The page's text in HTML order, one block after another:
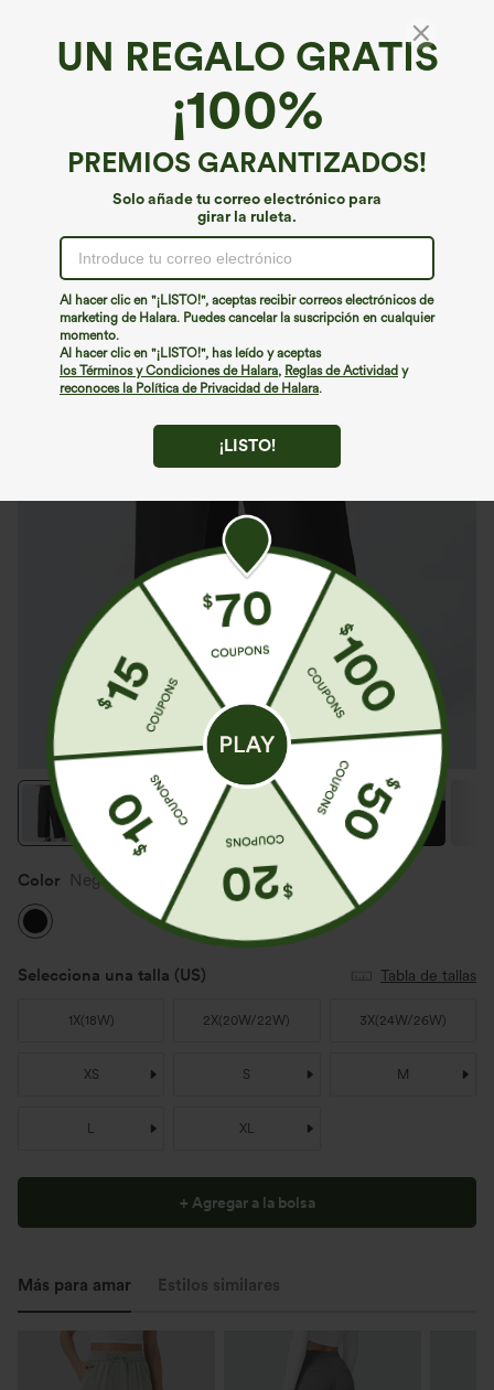
UN REGALO GRATIS
¡100%
PREMIOS GARANTIZADOS!
Solo añade tu correo electrónico para
girar la ruleta.
Al hacer clic en "¡LISTO!", aceptas recibir correos electrónicos de
marketing de Halara. Puedes cancelar la suscripción en cualquier
momento.
Al hacer clic en "¡LISTO!", has leído y aceptas
los Términos y Condiciones de Halara, Reglas de Actividad y
reconoces la Política de Privacidad de Halara.
¡LISTO!
Pantalones de trabajo para tallas grandes, de
cintura alta, con lazo lateral y pierna ancha
€40,95 EUR
Color Negro
Selecciona una talla (US) Tabla de tallas
1X(18W) 2X(20W/22W) 3X(24W/26W)
XS S M
L XL
+ Agregar a la bolsa
Más para amar Estilos similares